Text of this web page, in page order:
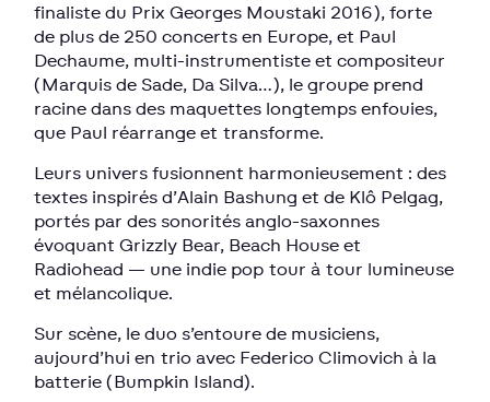
finaliste du Prix Georges Moustaki 2016), forte
de plus de 250 concerts en Europe, et Paul
Dechaume, multi-instrumentiste et compositeur
(Marquis de Sade, Da Silva…), le groupe prend
racine dans des maquettes longtemps enfouies,
que Paul réarrange et transforme.
Leurs univers fusionnent harmonieusement : des
textes inspirés d’Alain Bashung et de Klô Pelgag,
portés par des sonorités anglo-saxonnes
évoquant Grizzly Bear, Beach House et
Radiohead — une indie pop tour à tour lumineuse
et mélancolique.
Sur scène, le duo s’entoure de musiciens,
aujourd’hui en trio avec Federico Climovich à la
batterie (Bumpkin Island).